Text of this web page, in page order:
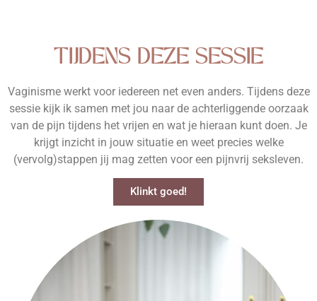
TIJDENS DEZE SESSIE
Vaginisme werkt voor iedereen net even anders. Tijdens deze
sessie kijk ik samen met jou naar de achterliggende oorzaak
van de pijn tijdens het vrijen en wat je hieraan kunt doen. Je
krijgt inzicht in jouw situatie en weet precies welke
(vervolg)stappen jij mag zetten voor een pijnvrij seksleven.
Klinkt goed!